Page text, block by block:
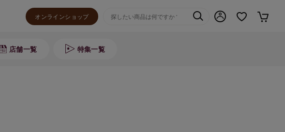
オンラインショップ
店舗一覧 特集一覧